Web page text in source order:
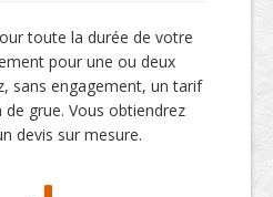
toute la durée de votre
pour une ou deux
sans engagement, un tarif
grue. Vous obtiendrez
devis sur mesure.